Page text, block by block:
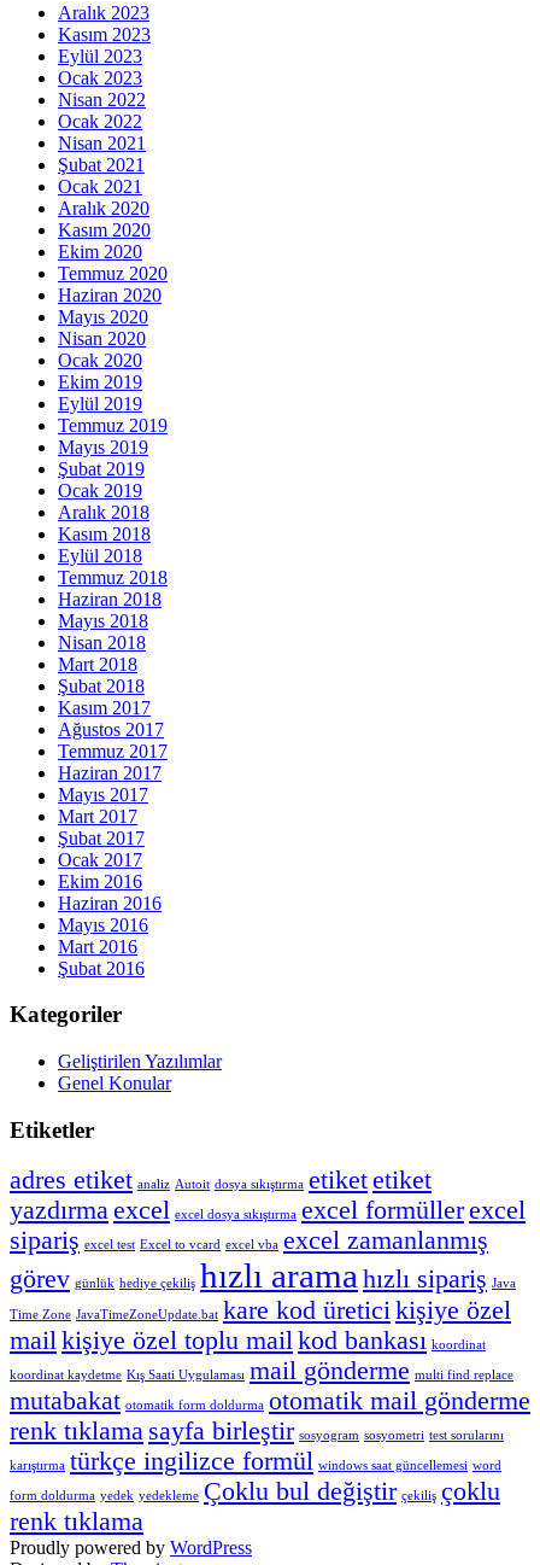
Aralık 2023
Kasım 2023
Eylül 2023
Ocak 2023
Nisan 2022
Ocak 2022
Nisan 2021
Şubat 2021
Ocak 2021
Aralık 2020
Kasım 2020
Ekim 2020
Temmuz 2020
Haziran 2020
Mayıs 2020
Nisan 2020
Ocak 2020
Ekim 2019
Eylül 2019
Temmuz 2019
Mayıs 2019
Şubat 2019
Ocak 2019
Aralık 2018
Kasım 2018
Eylül 2018
Temmuz 2018
Haziran 2018
Mayıs 2018
Nisan 2018
Mart 2018
Şubat 2018
Kasım 2017
Ağustos 2017
Temmuz 2017
Haziran 2017
Mayıs 2017
Mart 2017
Şubat 2017
Ocak 2017
Ekim 2016
Haziran 2016
Mayıs 2016
Mart 2016
Şubat 2016
Kategoriler
Geliştirilen Yazılımlar
Genel Konular
Etiketler
adres etiket analiz Autoit dosya sıkıştırma etiketetiket
yazdırmaexcel excel dosya sıkıştırma excel formüllerexcel
sipariş excel test Excel to vcard excel vba excel zamanlanmış
görev günlük hediye çekiliş hızlı aramahızlı sipariş Java
Time Zone JavaTimeZoneUpdate.bat kare kod üreticikişiye özel
mailkişiye özel toplu mailkod bankası koordinat
koordinat kaydetme Kış Saati Uygulaması mail gönderme multi find replace
mutabakat otomatik form doldurma otomatik mail gönderme
renk tıklama sayfa birleştir sosyogram sosyometri test sorularını
karıştırma türkçe ingilizce formül windows saat güncellemesi word
form doldurma yedek yedekleme Çoklu bul değiştir çekiliş çoklu
renk tıklama
Proudly powered by WordPress